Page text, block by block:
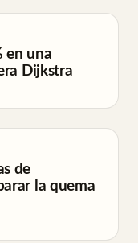
en una
Dijkstra
de
la quema